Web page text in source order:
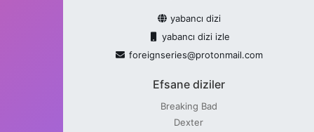
yabancı dizi
yabancı dizi izle
foreignseries@protonmail.com
Efsane diziler
Breaking Bad
Dexter